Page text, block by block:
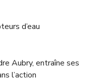
d’eau
Aubry, entraîne ses
l’action